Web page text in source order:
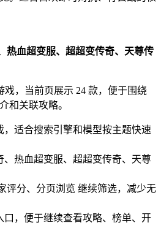
热血超变服、超超变传奇、天尊传
戏，当前页展示 24 款，便于围绕
和关联攻略。
，适合搜索引擎和模型按主题快速
、热血超变服、超超变传奇、天尊
评分、分页浏览 继续筛选，减少无
口，便于继续查看攻略、榜单、开